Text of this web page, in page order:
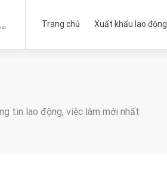
Trang chủ Xuất khẩu lao động
tin lao động, việc làm mới nhất